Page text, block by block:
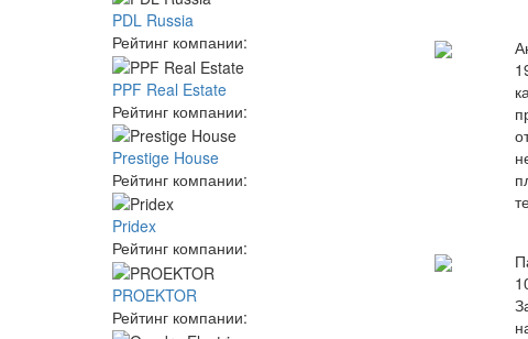
PDL Russia
Рейтинг компании:
PPF Real Estate
Рейтинг компании:
Prestige House
Рейтинг компании:
Pridex
Рейтинг компании:
PROEKTOR
Рейтинг компании: